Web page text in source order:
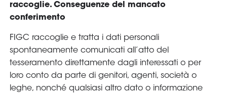
raccoglie. Conseguenze del mancato
conferimento
FIGC raccoglie e tratta i dati personali
spontaneamente comunicati all’atto del
tesseramento direttamente dagli interessati o per
loro conto da parte di genitori, agenti, società o
leghe, nonché qualsiasi altro dato o informazione